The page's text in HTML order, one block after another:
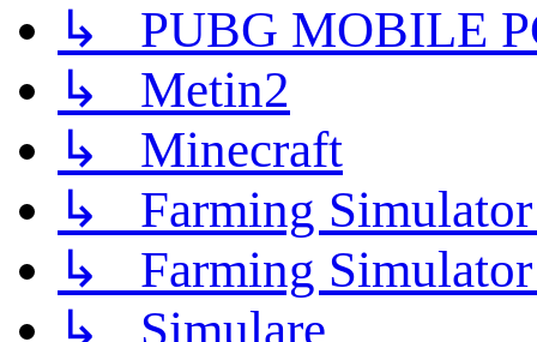
↳ PUBG MOBILE
↳ Metin2
↳ Minecraft
↳ Farming
↳ Farming
↳ Simulare